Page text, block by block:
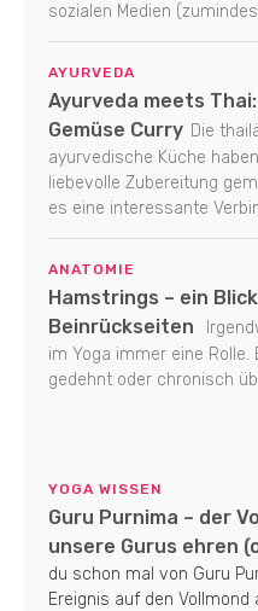
sozialen Medien
AYURVEDA
Ayurveda meets
Gemüse Curry Die
ayurvedische Küche
liebevolle Zubereitung
es eine interessante
ANATOMIE
Hamstrings – ein
Beinrückseiten
im Yoga immer eine
gedehnt oder chronisch
YOGA WISSEN
Guru Purnima – der
unsere Gurus ehren
du schon mal von Guru
Ereignis auf den Vollmond